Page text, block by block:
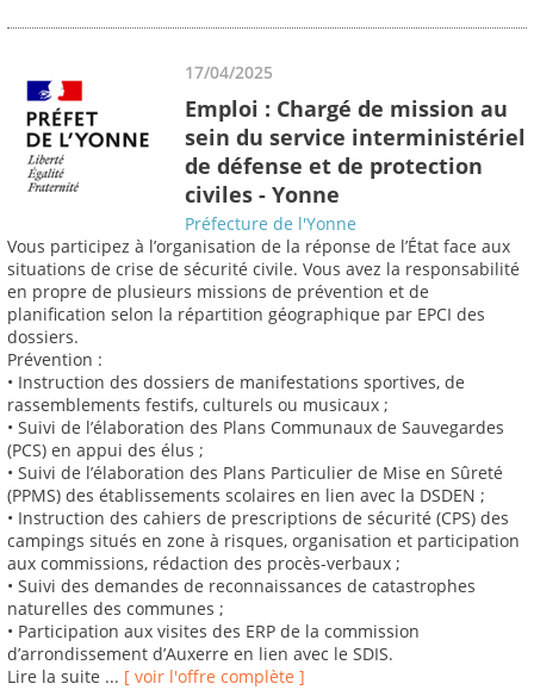
17/04/2025
Emploi : Chargé de mission au
sein du service interministériel
de défense et de protection
civiles - Yonne
Préfecture de l'Yonne
Vous participez à l’organisation de la réponse de l’État face aux
situations de crise de sécurité civile. Vous avez la responsabilité
en propre de plusieurs missions de prévention et de
planification selon la répartition géographique par EPCI des
dossiers.
Prévention :
• Instruction des dossiers de manifestations sportives, de
rassemblements festifs, culturels ou musicaux ;
• Suivi de l’élaboration des Plans Communaux de Sauvegardes
(PCS) en appui des élus ;
• Suivi de l’élaboration des Plans Particulier de Mise en Sûreté
(PPMS) des établissements scolaires en lien avec la DSDEN ;
• Instruction des cahiers de prescriptions de sécurité (CPS) des
campings situés en zone à risques, organisation et participation
aux commissions, rédaction des procès-verbaux ;
• Suivi des demandes de reconnaissances de catastrophes
naturelles des communes ;
• Participation aux visites des ERP de la commission
d’arrondissement d’Auxerre en lien avec le SDIS.
Lire la suite ... [ voir l'offre complète ]